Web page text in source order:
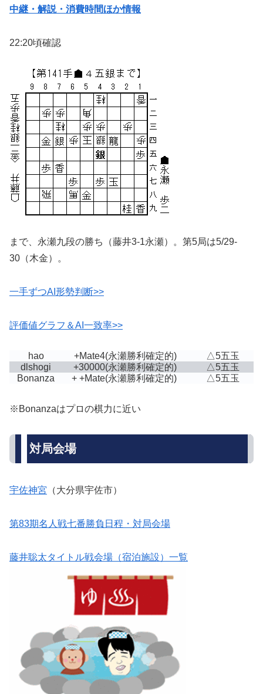
中継・解説・消費時間ほか情報
22:20頃確認
まで、永瀬九段の勝ち（藤井3-1永瀬）。第5局は5/29-
30（木金）。
一手ずつAI形勢判断>>
評価値グラフ＆AI一致率>>
hao +Mate4(永瀬勝利確定的)
△5五玉
dlshogi
+30000(永瀬勝利確定的)
△5五玉
Bonanza
+ +Mate(永瀬勝利確定的) △5五玉
※Bonanzaはプロの棋力に近い
対局会場
宇佐神宮 （大分県宇佐市）
第83期名人戦七番勝負日程・対局会場
藤井聡太タイトル戦会場（宿泊施設）一覧